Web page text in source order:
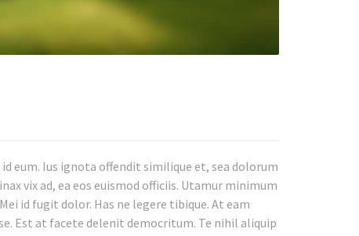
eum. Ius ignota offendit similique et, sea dolorum
vix ad, ea eos euismod officiis. Utamur minimum
id fugit dolor. Has ne legere tibique. At eam
Est at facete delenit democritum. Te nihil aliquip